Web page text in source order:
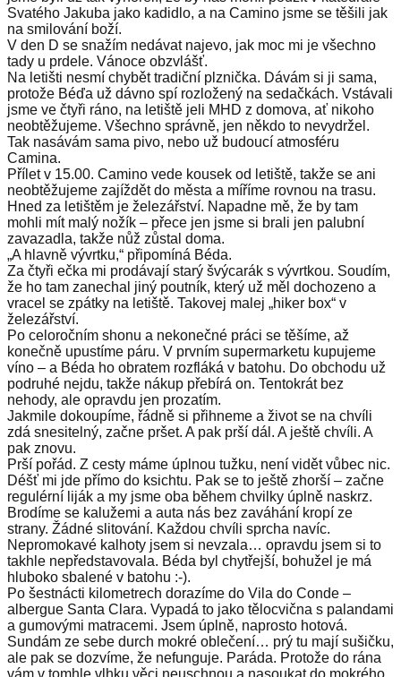
Svatého Jakuba jako kadidlo, a na Camino jsme se těšili jak
na smilování boží.
V den D se snažím nedávat najevo, jak moc mi je všechno
tady u prdele. Vánoce obzvlášť.
Na letišti nesmí chybět tradiční plznička. Dávám si ji sama,
protože Béďa už dávno spí rozložený na sedačkách. Vstávali
jsme ve čtyři ráno, na letiště jeli MHD z domova, ať nikoho
neobtěžujeme. Všechno správně, jen někdo to nevydržel.
Tak nasávám sama pivo, nebo už budoucí atmosféru
Camina.
Přílet v 15.00. Camino vede kousek od letiště, takže se ani
neobtěžujeme zajíždět do města a míříme rovnou na trasu.
Hned za letištěm je železářství. Napadne mě, že by tam
mohli mít malý nožík – přece jen jsme si brali jen palubní
zavazadla, takže nůž zůstal doma.
„A hlavně vývrtku,“ připomíná Béda.
Za čtyři ečka mi prodávají starý švýcarák s vývrtkou. Soudím,
že ho tam zanechal jiný poutník, který už měl dochozeno a
vracel se zpátky na letiště. Takovej malej „hiker box“ v
železářství.
Po celoročním shonu a nekonečné práci se těšíme, až
konečně upustíme páru. V prvním supermarketu kupujeme
víno – a Béda ho obratem rozfláká v batohu. Do obchodu už
podruhé nejdu, takže nákup přebírá on. Tentokrát bez
nehody, ale opravdu jen prozatím.
Jakmile dokoupíme, řádně si přihneme a život se na chvíli
zdá snesitelný, začne pršet. A pak prší dál. A ještě chvíli. A
pak znovu.
Prší pořád. Z cesty máme úplnou tužku, není vidět vůbec nic.
Déšť mi jde přímo do ksichtu. Pak se to ještě zhorší – začne
regulérní liják a my jsme oba během chvilky úplně naskrz.
Brodíme se kalužemi a auta nás bez zaváhání kropí ze
strany. Žádné slitování. Každou chvíli sprcha navíc.
Nepromokavé kalhoty jsem si nevzala… opravdu jsem si to
takhle nepředstavovala. Béda byl chytřejší, bohužel je má
hluboko sbalené v batohu :-).
Po šestnácti kilometrech dorazíme do Vila do Conde –
albergue Santa Clara. Vypadá to jako tělocvična s palandami
a gumovými matracemi. Jsem úplně, naprosto hotová.
Sundám ze sebe durch mokré oblečení… prý tu mají sušičku,
ale pak se dozvíme, že nefunguje. Paráda. Protože do rána
vám v tomhle vlhku věci neuschnou a nasoukat do mokrého